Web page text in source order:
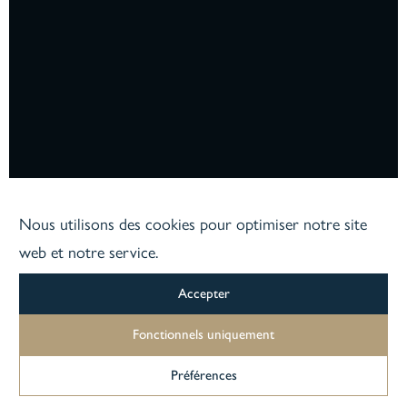
Nous utilisons des cookies pour optimiser notre site
web et notre service.
Accepter
Fonctionnels uniquement
Préférences